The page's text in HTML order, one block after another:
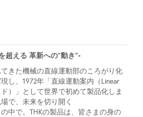
超える 革新への“動き”-
きた機械の直線運動部のころがり化
し、1972年「直線運動案内（Linear
）」として世界で初めて製品化しま
で、未来を切り開く
中で。THKの製品は、皆さまの身の